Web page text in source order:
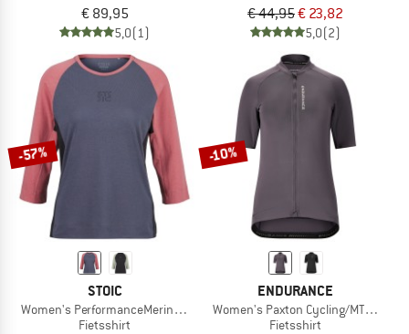
€ 89,95
5,0(1)
€ 44,95€ 23,82
5,0(2)
-57%
STOIC
Women's PerformanceMerino LofsdalenSt. MTB 3/4 Tee
Fietsshirt
-10%
ENDURANCE
Women's Paxton Cycling/MTB S/S
Fietsshirt